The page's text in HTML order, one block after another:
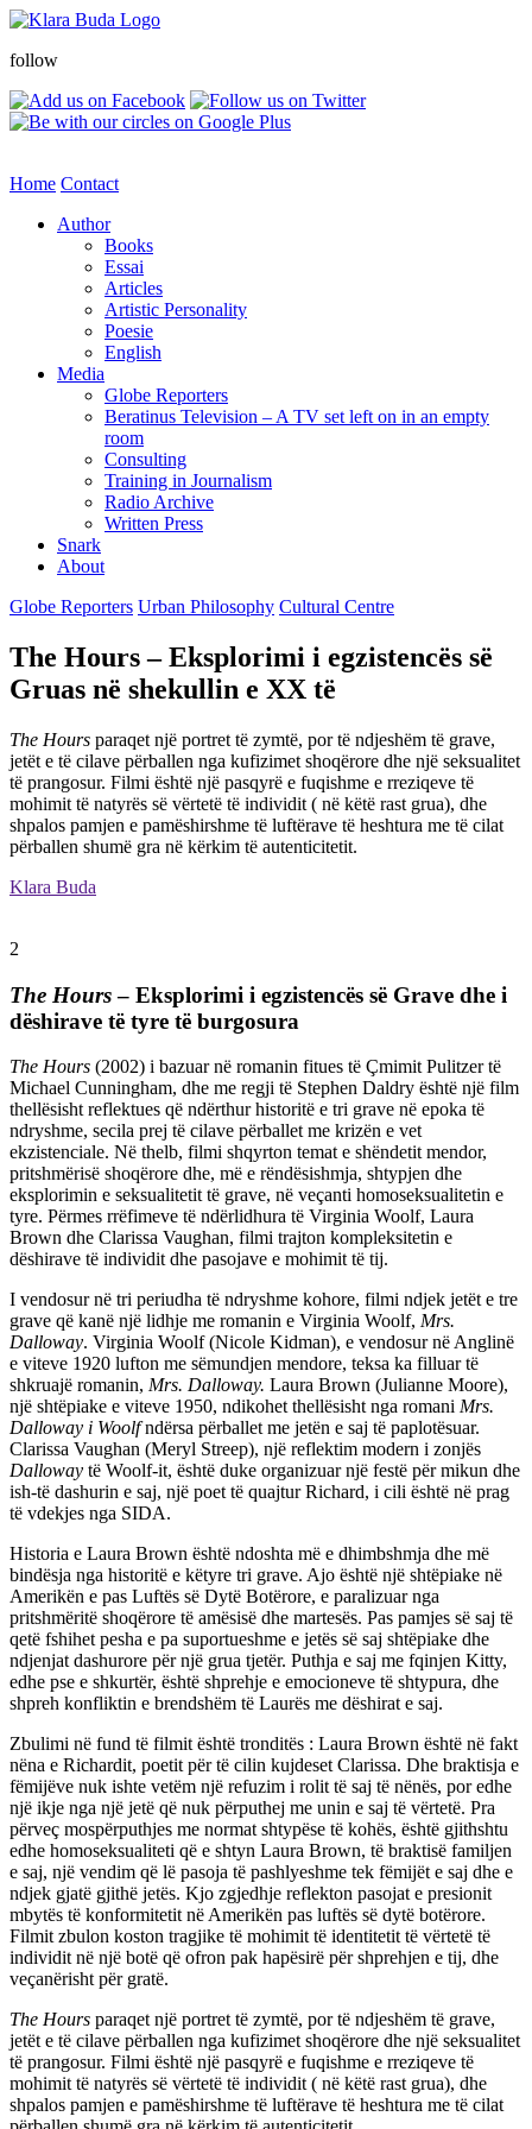
follow
Home Contact
Author
Books
Essai
Articles
Artistic Personality
Poesie
English
Media
Globe Reporters
Beratinus Television – A TV set left on in an empty
room
Consulting
Training in Journalism
Radio Archive
Written Press
Snark
About
Globe Reporters Urban Philosophy Cultural Centre
The Hours – Eksplorimi i egzistencës së
Gruas në shekullin e XX të
The Hours paraqet një portret të zymtë, por të ndjeshëm të grave,
jetët e të cilave përballen nga kufizimet shoqërore dhe një seksualitet
të prangosur. Filmi është një pasqyrë e fuqishme e rreziqeve të
mohimit të natyrës së vërtetë të individit ( në këtë rast grua), dhe
shpalos pamjen e pamëshirshme të luftërave të heshtura me të cilat
përballen shumë gra në kërkim të autenticitetit.
Klara Buda
2
The Hours– Eksplorimi i egzistencës së Grave dhe i
dëshirave të tyre të burgosura
The Hours (2002) i bazuar në romanin fitues të Çmimit Pulitzer të
Michael Cunningham, dhe me regji të Stephen Daldry është një film
thellësisht reflektues që ndërthur historitë e tri grave në epoka të
ndryshme, secila prej të cilave përballet me krizën e vet
ekzistenciale. Në thelb, filmi shqyrton temat e shëndetit mendor,
pritshmërisë shoqërore dhe, më e rëndësishmja, shtypjen dhe
eksplorimin e seksualitetit të grave, në veçanti homoseksualitetin e
tyre. Përmes rrëfimeve të ndërlidhura të Virginia Woolf, Laura
Brown dhe Clarissa Vaughan, filmi trajton kompleksitetin e
dëshirave të individit dhe pasojave e mohimit të tij.
I vendosur në tri periudha të ndryshme kohore, filmi ndjek jetët e tre
grave që kanë një lidhje me romanin e Virginia Woolf, Mrs.
Dalloway. Virginia Woolf (Nicole Kidman), e vendosur në Anglinë
e viteve 1920 lufton me sëmundjen mendore, teksa ka filluar të
shkruajë romanin, Mrs. Dalloway. Laura Brown (Julianne Moore),
një shtëpiake e viteve 1950, ndikohet thellësisht nga romani Mrs.
Dalloway i Woolfndërsa përballet me jetën e saj të paplotësuar.
Clarissa Vaughan (Meryl Streep), një reflektim modern i zonjës
Dalloway të Woolf-it, është duke organizuar një festë për mikun dhe
ish-të dashurin e saj, një poet të quajtur Richard, i cili është në prag
të vdekjes nga SIDA.
Historia e Laura Brown është ndoshta më e dhimbshmja dhe më
bindësja nga historitë e këtyre tri grave. Ajo është një shtëpiake në
Amerikën e pas Luftës së Dytë Botërore, e paralizuar nga
pritshmëritë shoqërore të amësisë dhe martesës. Pas pamjes së saj të
qetë fshihet pesha e pa suportueshme e jetës së saj shtëpiake dhe
ndjenjat dashurore për një grua tjetër. Puthja e saj me fqinjen Kitty,
edhe pse e shkurtër, është shprehje e emocioneve të shtypura, dhe
shpreh konfliktin e brendshëm të Laurës me dëshirat e saj.
Zbulimi në fund të filmit është tronditës : Laura Brown është në fakt
nëna e Richardit, poetit për të cilin kujdeset Clarissa. Dhe braktisja e
fëmijëve nuk ishte vetëm një refuzim i rolit të saj të nënës, por edhe
një ikje nga një jetë që nuk përputhej me unin e saj të vërtetë. Pra
përveç mospërputhjes me normat shtypëse të kohës, është gjithshtu
edhe homoseksualiteti që e shtyn Laura Brown, të braktisë familjen
e saj, një vendim që lë pasoja të pashlyeshme tek fëmijët e saj dhe e
ndjek gjatë gjithë jetës. Kjo zgjedhje reflekton pasojat e presionit
mbytës të konformitetit në Amerikën pas luftës së dytë botërore.
Filmit zbulon koston tragjike të mohimit të identitetit të vërtetë të
individit në një botë që ofron pak hapësirë për shprehjen e tij, dhe
veçanërisht për gratë.
The Hours paraqet një portret të zymtë, por të ndjeshëm të grave,
jetët e të cilave përballen nga kufizimet shoqërore dhe një seksualitet
të prangosur. Filmi është një pasqyrë e fuqishme e rreziqeve të
mohimit të natyrës së vërtetë të individit ( në këtë rast grua), dhe
shpalos pamjen e pamëshirshme të luftërave të heshtura me të cilat